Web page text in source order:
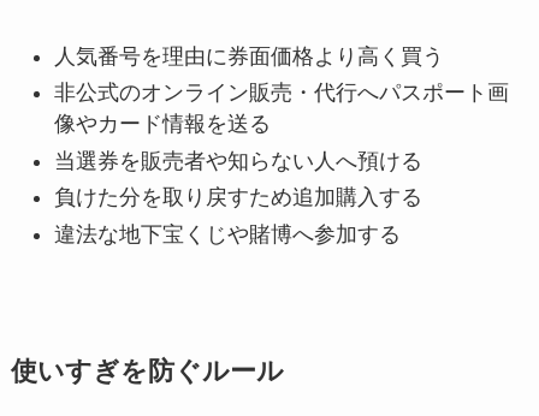
人気番号を理由に券面価格より高く買う
非公式のオンライン販売・代行へパスポート画
像やカード情報を送る
当選券を販売者や知らない人へ預ける
負けた分を取り戻すため追加購入する
違法な地下宝くじや賭博へ参加する
使いすぎを防ぐルール